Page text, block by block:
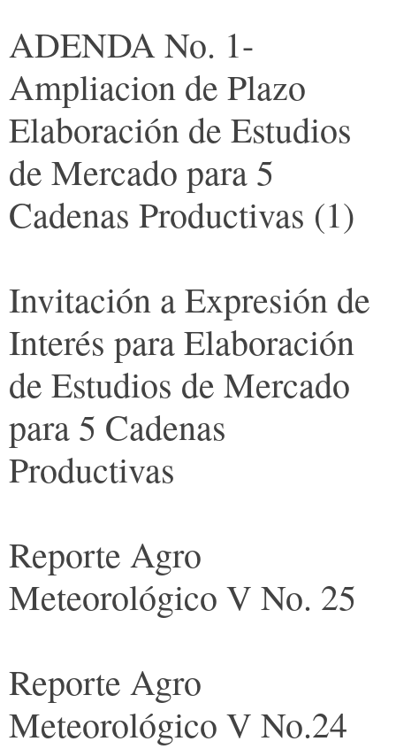
ADENDA No. 1-
Ampliacion de Plazo
Elaboración de Estudios
de Mercado para 5
Cadenas Productivas (1)
Invitación a Expresión de
Interés para Elaboración
de Estudios de Mercado
para 5 Cadenas
Productivas
Reporte Agro
Meteorológico V No. 25
Reporte Agro
Meteorológico V No.24